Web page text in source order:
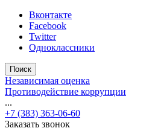
Вконтакте
Facebook
Twitter
Одноклассники
Поиск
Независимая оценка
Противодействие коррупции
...
+7 (383) 363-06-60
Заказать звонок